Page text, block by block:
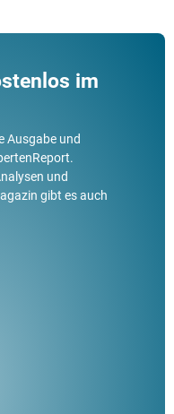
im
Ausgabe und
und
gibt es auch